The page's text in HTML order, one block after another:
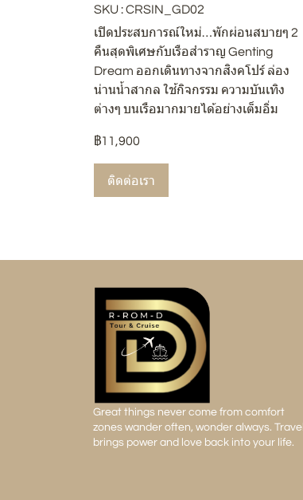
SKU : CRSIN_GD02
เปิดประสบการณ์ใหม่…พักผ่อนสบายๆ 2
คืนสุดพิเศษกับเรือสำราญ Genting
Dream ออกเดินทางจากสิงคโปร์ ล่อง
น่านน้ำสากล ใช้กิจกรรม ความบันเทิง
ต่างๆ บนเรือมากมายได้อย่างเต็มอิ่ม
฿11,900
ติดต่อเรา
Great things never come from comfort
zones wander often, wonder always. Travel
brings power and love back into your life.